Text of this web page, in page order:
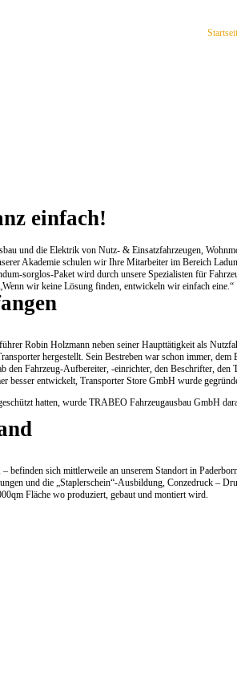
einfach!
und die Elektrik von Nutz- & Einsatzfahrzeugen,
Akademie schulen wir Ihre Mitarbeiter im Bereich
sorglos-Paket wird durch unsere Spezialisten für
wir keine Lösung finden, entwickeln wir einfach eine.“
Robin Holzmann neben seiner Haupttätigkeit als
hergestellt. Sein Bestreben war schon immer,
den Fahrzeug-Aufbereiter, -einrichter, den Beschrifter,
besser entwickelt, Transporter Store GmbH wurde
hatten, wurde TRABEO Fahrzeugausbau GmbH
– befinden sich mittlerweile an unserem Standort in
und die „Staplerschein“-Ausbildung, Conzedruck –
Fläche wo produziert, gebaut und montiert wird.